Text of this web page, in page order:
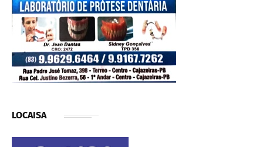
LOCAISA